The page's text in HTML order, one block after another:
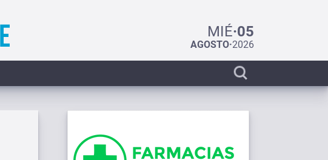
MIÉ·05
AGOSTO·2026
Display
search